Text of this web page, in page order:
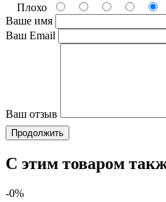
Плохо
Ваше имя
Ваш Email
Ваш отзыв
Продолжить
С этим товаром
-0%